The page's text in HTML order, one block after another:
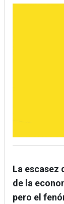
La escasez
de la
pero el